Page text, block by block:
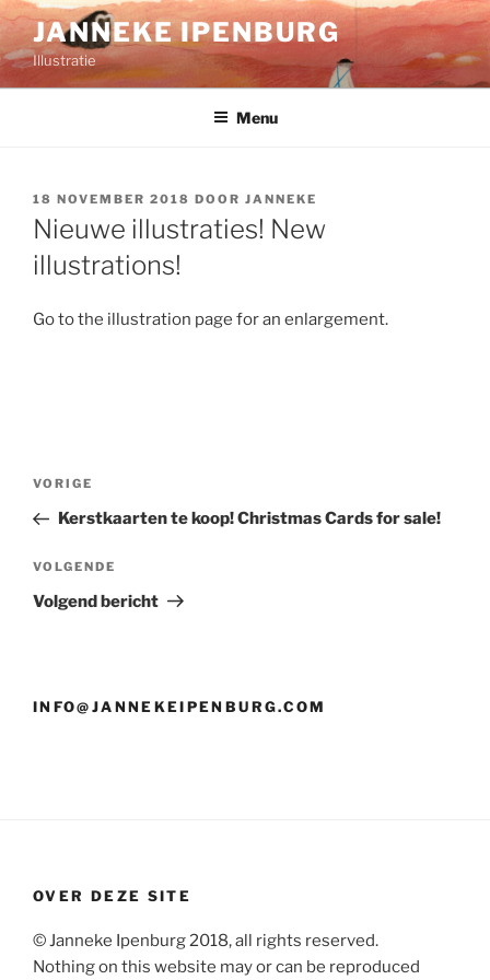
Ga
naar
de
inhoud
JANNEKE IPENBURG
Illustratie
Menu
GEPLAATST
OP
18 NOVEMBER 2018 DOOR JANNEKE
Nieuwe illustraties! New
illustrations!
Go to the illustration page for an enlargement.
Bericht
Vorig
bericht
VORIGE
Kerstkaarten te koop! Christmas Cards for sale!
Volgend
bericht
VOLGENDE
Volgend bericht
INFO@JANNEKEIPENBURG.COM
OVER DEZE SITE
© Janneke Ipenburg 2018, all rights reserved.
Nothing on this website may or can be reproduced